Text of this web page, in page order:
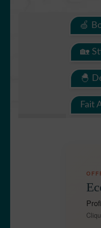
🍏
🏡
🐣
Fait